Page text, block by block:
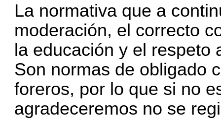
La normativa que a
moderación, el correcto
la educación y el respeto
Son normas de obligado
foreros, por lo que si no
agradeceremos no se